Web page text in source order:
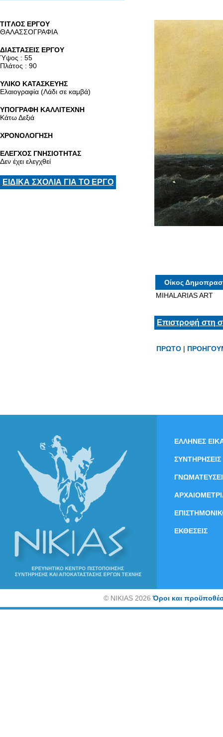
TITΛΟΣ ΕΡΓΟΥ
ΘΑΛΑΣΣΟΓΡΑΦΙΑ
ΔΙΑΣΤΑΣΕΙΣ ΕΡΓΟΥ
Ύψος : 55
Πλάτος : 90
ΥΛΙΚΟ ΚΑΤΑΣΚΕΥΗΣ
Ελαιογραφία (Λάδι σε καμβά)
ΥΠΟΓΡΑΦΗ ΚΑΛΛΙΤΕΧΝΗ
Κάτω Δεξιά
ΧΡΟΝΟΛΟΓΗΣΗ
ΕΛΕΓΧΟΣ ΓΝΗΣΙΟΤΗΤΑΣ
Δεν έχει ελεγχθεί
ΕΙΔΙΚΑ ΣΧΟΛΙΑ ΓΙΑ ΤΟ ΕΡΓΟ
Οίκος
MIHALARIAS ART
Επιστροφή στη
ΠΡΩΤΟ |
ΕΛΛΗΝΕΣ
ΣΥΝΤΗΡΗΣΕΙΣ
ΕΚΘΕΣΕΙΣ
©NIKIAS 2026Όροι και